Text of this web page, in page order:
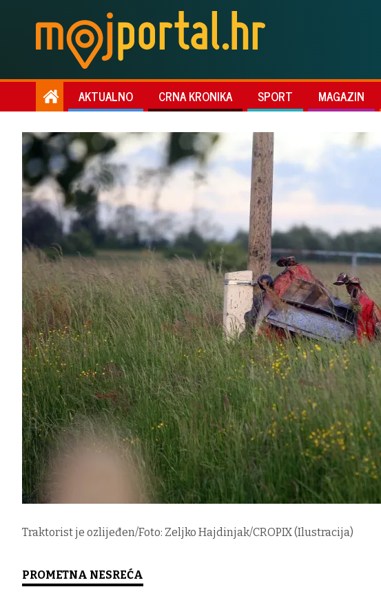
AKTUALNO CRNA KRONIKA SPORT MAGAZIN
Traktorist je ozlijeđen/Foto: Zeljko Hajdinjak/CROPIX (Ilustracija)
PROMETNA NESREĆA